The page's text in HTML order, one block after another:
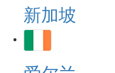
新加坡